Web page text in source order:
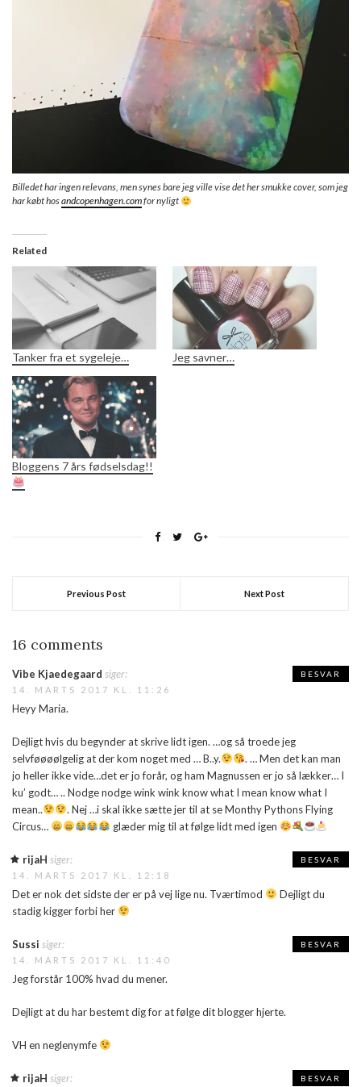
Billedet har ingen relevans, men synes bare jeg ville vise det her smukke cover, som jeg
har købt hosandcopenhagen.comfor nyligt
Related
Tanker fra et sygeleje… Jeg savner…
Bloggens 7 års fødselsdag!!
Previous Post Next Post
16 comments
Vibe Kjaedegaard siger:
14. MARTS 2017 KL. 11:26
Heyy Maria.
Dejligt hvis du begynder at skrive lidt igen. …og så troede jeg
selvføøøølgelig at der kom noget med … B..y.
. … Men det kan man
jo heller ikke vide…det er jo forår, og ham Magnussen er jo så lækker… I
ku’ godt… .. Nodge nodge wink wink know what I mean know what I
mean..
. Nej …i skal ikke sætte jer til at se Monthy Pythons Flying
Circus…
glæder mig til at følge lidt med igen
BESVAR
rijaH siger:
14. MARTS 2017 KL. 12:18
Det er nok det sidste der er på vej lige nu. Tværtimod
Dejligt du
stadig kigger forbi her
BESVAR
Sussi siger:
14. MARTS 2017 KL. 11:40
Jeg forstår 100% hvad du mener.
Dejligt at du har bestemt dig for at følge dit blogger hjerte.
VH en neglenymfe
BESVAR
rijaH siger: BESVAR